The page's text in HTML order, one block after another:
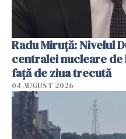
Radu Miruţă: Nivelul
centralei nucleare de
faţă de ziua trecută
04 AUGUST 2026